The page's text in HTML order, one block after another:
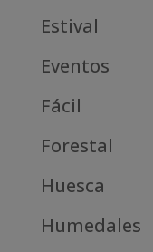
Estival
Eventos
Fácil
Forestal
Huesca
Humedales